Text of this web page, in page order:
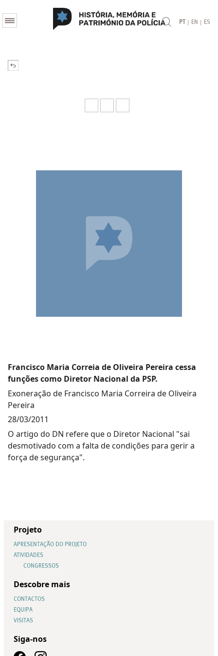
PT | EN | ES
Francisco Maria Correia de Oliveira Pereira cessa
funções como Diretor Nacional da PSP.
Exoneração de Francisco Maria Correira de Oliveira
Pereira
28/03/2011
O artigo do DN refere que o Diretor Nacional "sai
desmotivado com a falta de condições para gerir a
força de segurança".
Projeto
APRESENTAÇÃO DO PROJETO
ATIVIDADES
CONGRESSOS
Descobre mais
CONTACTOS
EQUIPA
VISITAS
Siga-nos